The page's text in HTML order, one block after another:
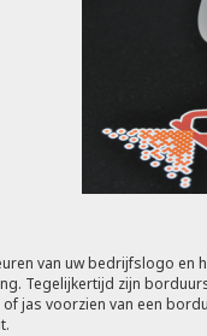
van uw bedrijfslogo en
Tegelijkertijd zijn
jas voorzien van een